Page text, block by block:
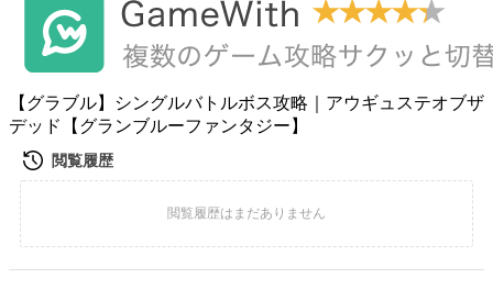
【グラブル】シングルバトルボス攻略｜アウギュステオブザ
デッド【グランブルーファンタジー】